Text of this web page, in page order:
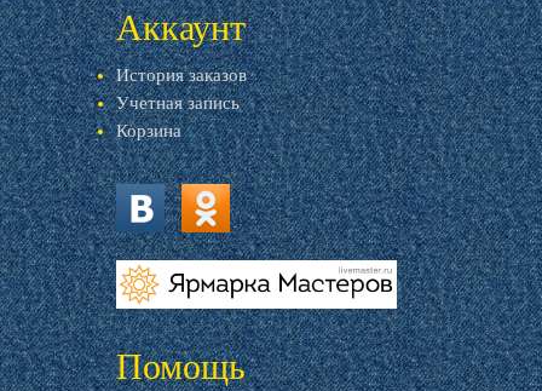
Аккаунт
История заказов
Учетная запись
Корзина
vk.com ok.ru
livemaster.ru
Помощь